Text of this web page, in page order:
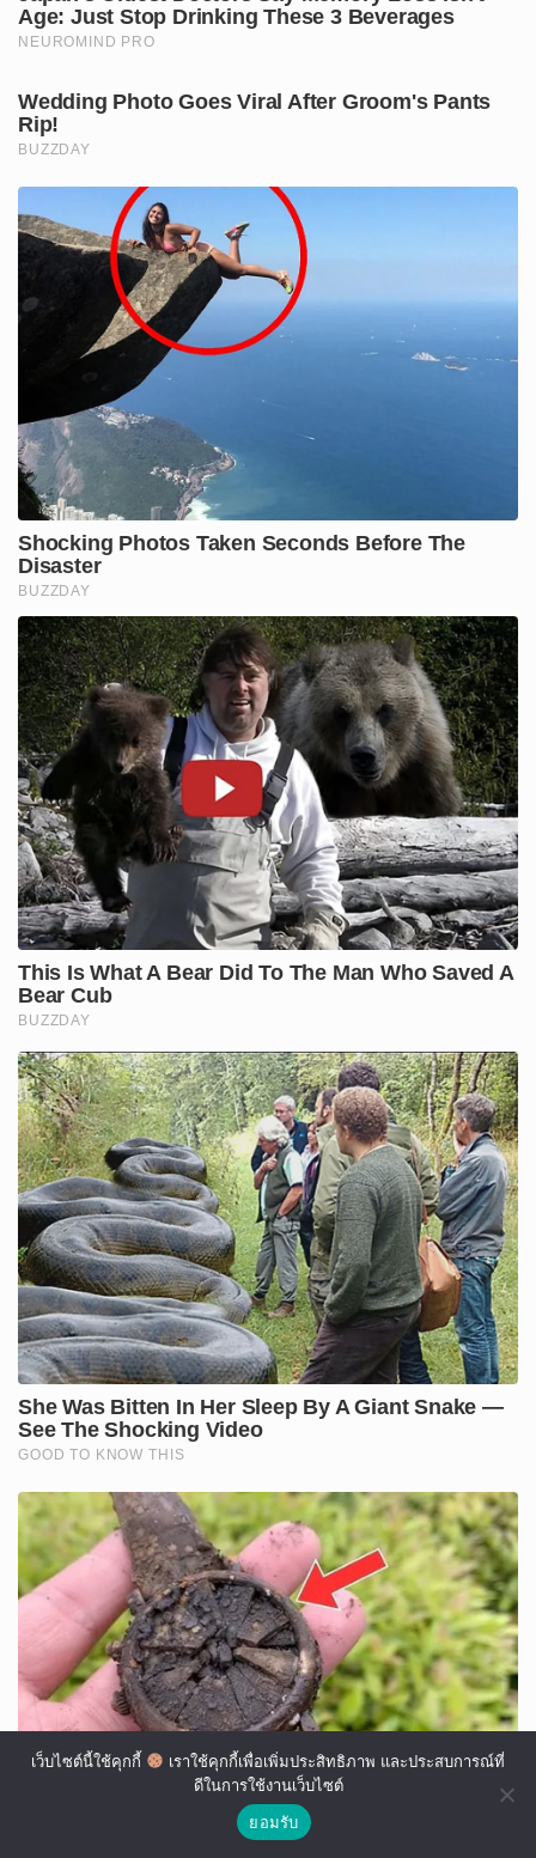
เว็บไซต์นี้ใช้คุกกี้
เราใช้คุกกี้เพื่อเพิ่มประสิทธิภาพ และประสบการณ์ที่
ดีในการใช้งานเว็บไซต์
ยอมรับ